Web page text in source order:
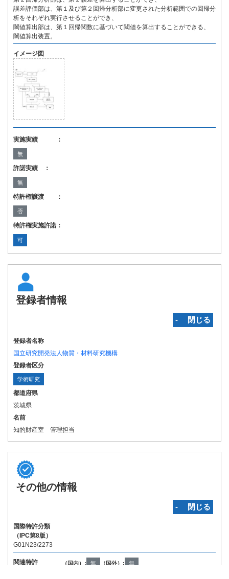
誤差評価部は、第１及び第２回帰分析部に変更された分析範囲での回帰分
析をそれぞれ実行させることができ、
閾値算出部は、第１回帰関数に基づいて閾値を算出することができる、
閾値算出装置。
イメージ図
実施実績 ：
無
許諾実績 ：
無
特許権譲渡 ：
否
特許権実施許諾：
可
登録者情報
‐ 閉じる
登録者名称
国立研究開発法人物質・材料研究機構
登録者区分
学術研究
都道府県
茨城県
名前
知的財産室 管理担当
その他の情報
‐ 閉じる
国際特許分類
（IPC第8版）
G01N23/2273
関連特許 （国内）: 無 （国外）: 無